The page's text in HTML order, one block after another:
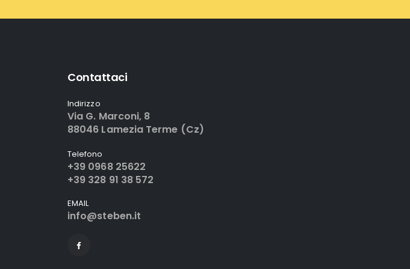
Contattaci
Indirizzo
Via G. Marconi, 8
88046 Lamezia Terme (Cz)
Telefono
+39 0968 25622
+39 328 91 38 572
EMAIL
info@steben.it